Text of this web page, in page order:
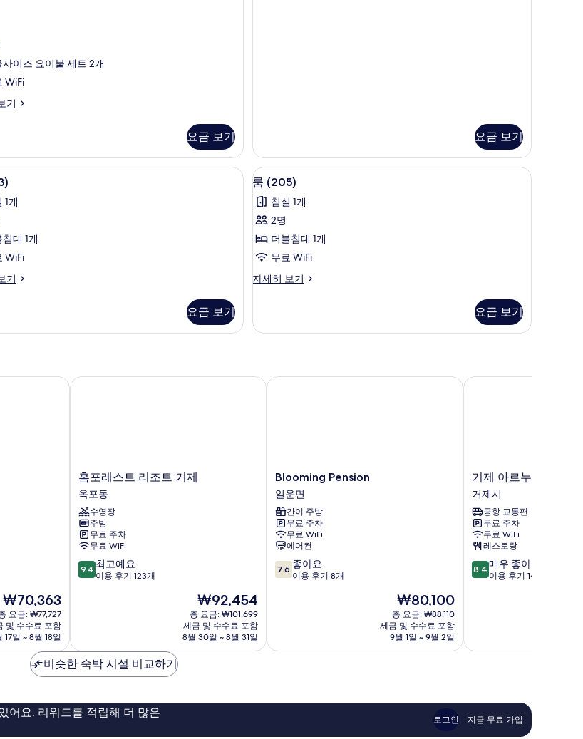
사이즈 요이불 세트 2개
WiFi
기
요금 보기 요금 보기
르게 가구 비치, 침대 시트무료 WiFi, 각각 다른 스타일의 인테리어, 각각 다르게 가구 비치, 침대 시트
1개
대 1개
WiFi
기
요금 보기
룸
(205)
사
진
모
두
보
룸 (205) | 무료 WiFi, 각각 다른 스타일의 인테
6
룸 (205)
침실 1개
2명
더블침대 1개
무료 WiFi
자세히 보기
룸
히
요금 보기
현
재
요
금
₩70,363
₩70,363
요금: ₩77,727
및 수수료 포함
17일 ~ 8월 18일
홈
포
레
스
트
리
조
트
거
홈포레스트 리조트 거제
옥포동
수영장
주방
무료 주차
무료 WiFi
10
점
최
고
예
이
용
9.4 최고예요
이용 후기 123개
현
재
요
금
₩92,454
₩92,454
총 요금: ₩101,699
세금 및 수수료 포함
8월 30일 ~ 8월 31일
홈포레스트 리조트 거제
Blooming
Pension
일
운
면
Blooming Pension
일운면
간이 주방
무료 주차
무료 WiFi
에어컨
10
점
좋
용
7.6 좋아요
이용 후기 8개
현
재
요
금
₩80,100
₩80,100
총 요금: ₩88,110
세금 및 수수료 포함
9월 1일 ~ 9월 2일
Blooming Pension
거
제
아
르
누
보
스
위
트
거제 아르누보 스위트
거제시
공항 교통편
무료 주차
무료 WiFi
레스토랑
10
점
매
요,
이
8.4 매우 좋아요
이용 후기 147개
거제 아르누보 스위트
비슷한 숙박 시설 비교하기
어요. 리워드를 적립해 더 많은
로그인 지금 무료 가입